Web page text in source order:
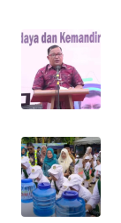
WN
DAIRI
WN
TOBA
WN
NIAS